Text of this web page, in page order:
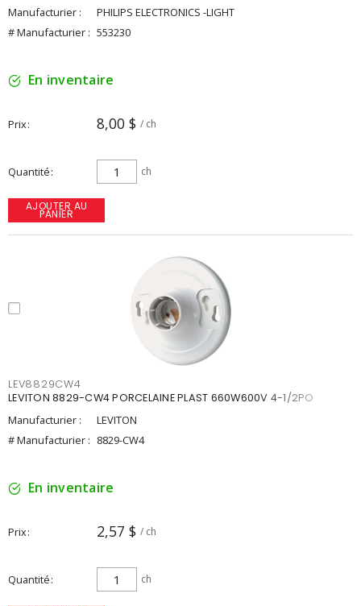
Manufacturier :
PHILIPS ELECTRONICS -LIGHT
# Manufacturier : 553230
En inventaire
Prix 8,00 $ / ch
Quantité ch
AJOUTER AU
PANIER
LEV8829CW4
LEVITON 8829-CW4 PORCELAINE PLAST 660W600V 4-1/2PO
Manufacturier :
LEVITON
# Manufacturier : 8829-CW4
En inventaire
Prix 2,57 $ / ch
Quantité ch